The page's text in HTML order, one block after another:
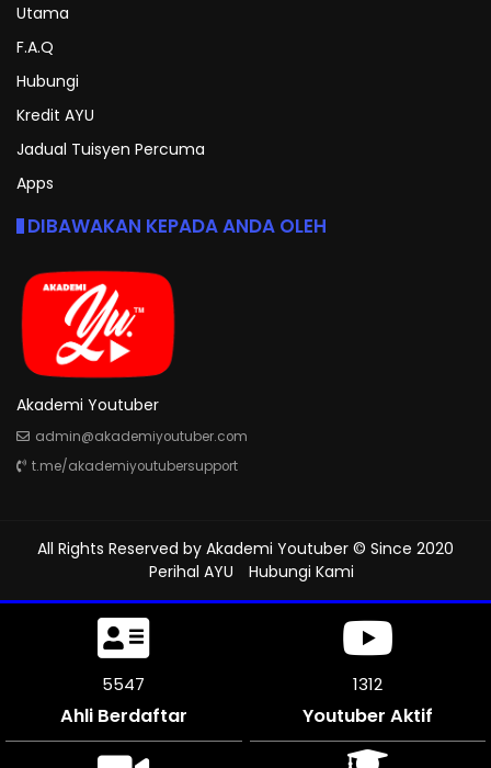
Utama
F.A.Q
Hubungi
Kredit AYU
Jadual Tuisyen Percuma
Apps
DIBAWAKAN KEPADA ANDA OLEH
Akademi Youtuber
admin@akademiyoutuber.com
t.me/akademiyoutubersupport
All Rights Reserved by Akademi Youtuber © Since 2020
Perihal AYU
Hubungi Kami
5922
Ahli Berdaftar
1312
Youtuber Aktif